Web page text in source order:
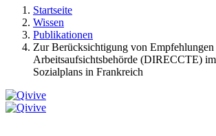
Startseite
Wissen
Publikationen
Zur Berücksichtigung von Empfehlungen
Arbeitsaufsichtsbehörde (DIRECCTE)
Sozialplans in Frankreich